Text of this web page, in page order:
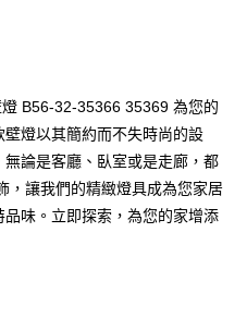
付款」的支付方式。 讓您購物簡單
不需儲值。
可結帳。
B56-32-35366 35369 為您的
燈以其簡約而不失時尚的設
論是客廳、臥室或是走廊，都
，讓我們的精緻燈具成為您家居
味。立即探索，為您的家增添